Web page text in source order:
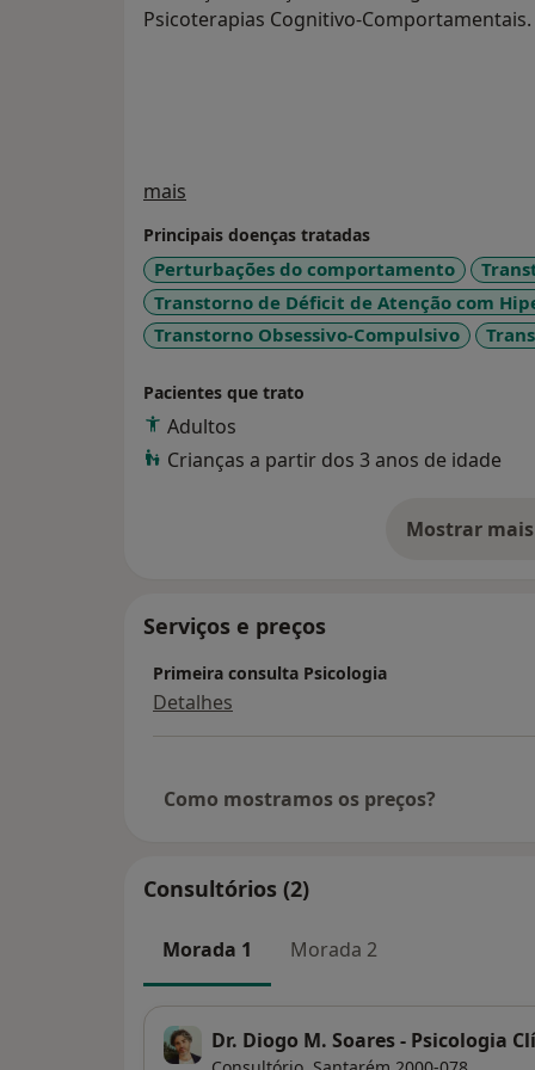
Psicoterapias Cognitivo-Comportamentais.
mais
Principais doenças tratadas
Perturbações do comportamento
Transtorno de Déficit de Atenção com
Transtorno Obsessivo-Compulsivo
Pacientes que trato
Adultos
Crianças a partir dos 3 anos de idade
Mostrar
Serviços e preços
Primeira consulta Psicologia
Detalhes
Como mostramos os preços?
Consultórios (2)
Morada 1 Morada 2
Dr. Diogo M. Soares - Psicologia